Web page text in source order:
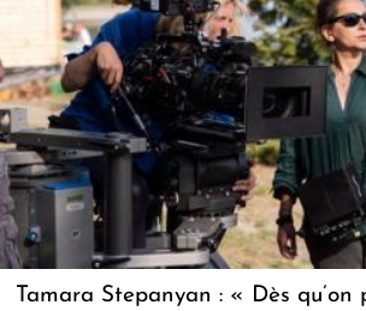
Tamara Stepanyan : « Dès